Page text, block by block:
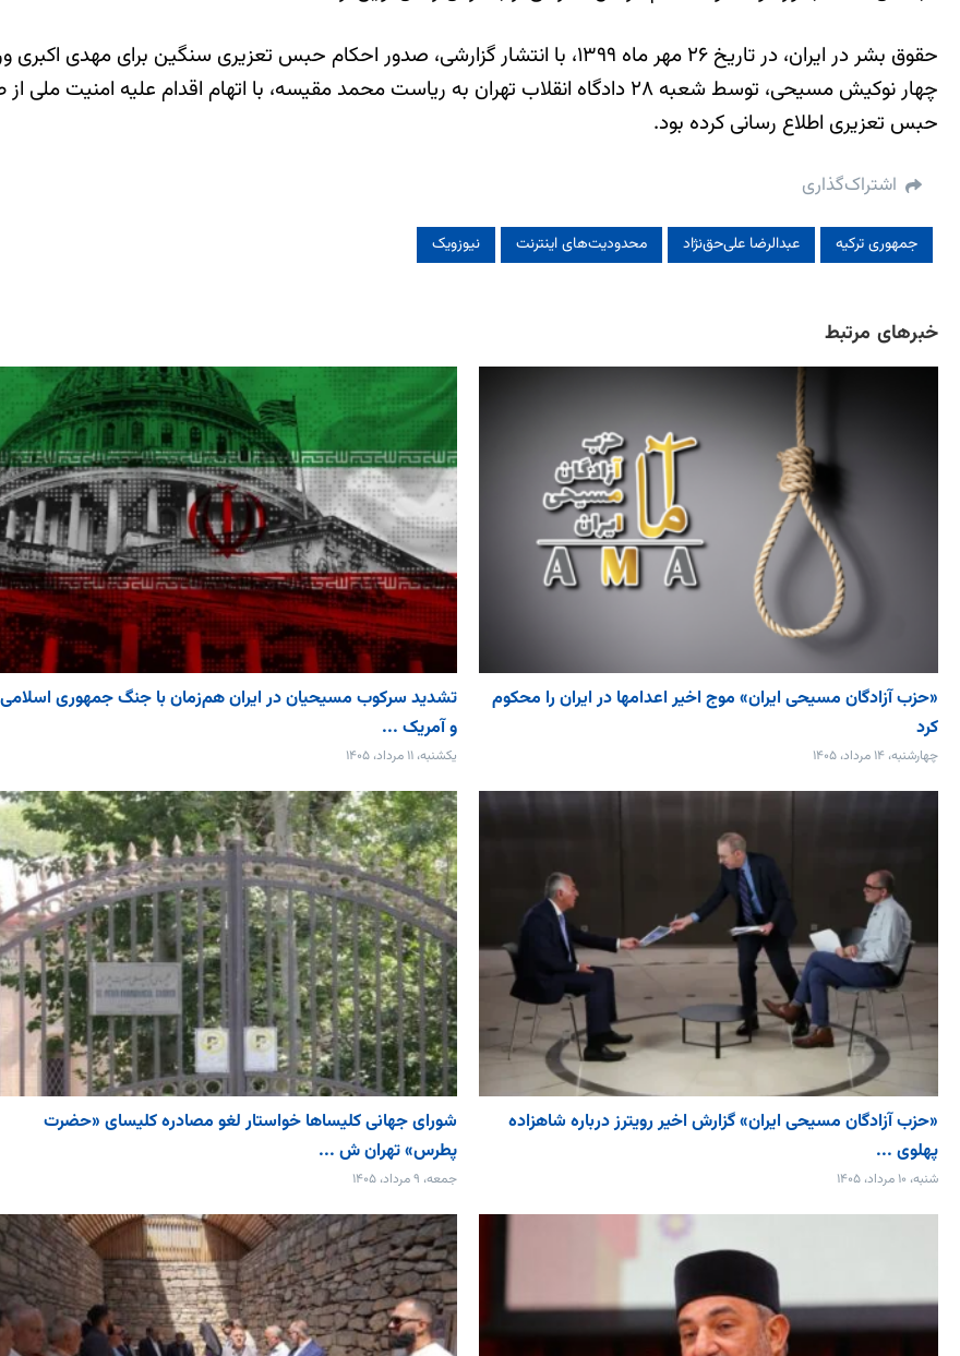
حقوق بشر در ایران، در تاریخ ۲۶ مهر ماه ۱۳۹۹، با انتشار گزارشی، صدور احکام حبس تعزیری
حبس تعزیری اطلاع رسانی کرده بود.
اشتراک‌گذاری
جمهوری ترکیه عبدالرضا علی‌حق‌نژاد محدودیت‌های اینترنت نیوزویک
خبرهای مرتبط
«حزب آزادگان مسیحی ایران» موج اخیر اعدامها در ایران را محکوم
کرد
چهارشنبه، ۱۴ مرداد، ۱۴۰۵
تشدید سرکوب مسیحیان در ایران هم‌زمان با جنگ جمهوری اسلامی
و آمریک ...
یکشنبه، ۱۱ مرداد، ۱۴۰۵
«حزب آزادگان مسیحی ایران» گزارش اخیر رویترز درباره شاهزاده
پهلوی ...
شنبه، ۱۰ مرداد، ۱۴۰۵
شورای جهانی کلیساها خواستار لغو مصادره کلیسای «حضرت
پطرس» تهران ش ...
جمعه، ۹ مرداد، ۱۴۰۵